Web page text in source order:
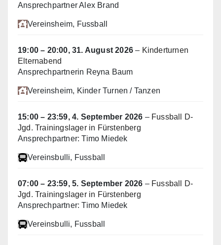
Ansprechpartner Alex Brand
Vereinsheim, Fussball
19:00 – 20:00,31. August 2026 – Kinderturnen
Elternabend
Ansprechpartnerin Reyna Baum
Vereinsheim, Kinder Turnen / Tanzen
15:00 – 23:59,4. September 2026 – Fussball D-
Jgd. Trainingslager in Fürstenberg
Ansprechpartner: Timo Miedek
Vereinsbulli, Fussball
07:00 – 23:59,5. September 2026 – Fussball D-
Jgd. Trainingslager in Fürstenberg
Ansprechpartner: Timo Miedek
Vereinsbulli, Fussball